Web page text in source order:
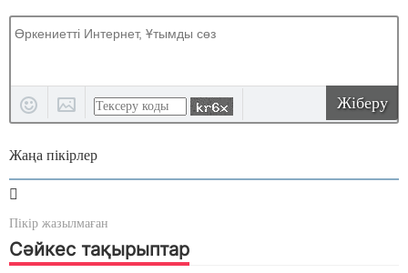
Жіберу
Жаңа пікірлер
Пікір жазылмаған
Сәйкес тақырыптар